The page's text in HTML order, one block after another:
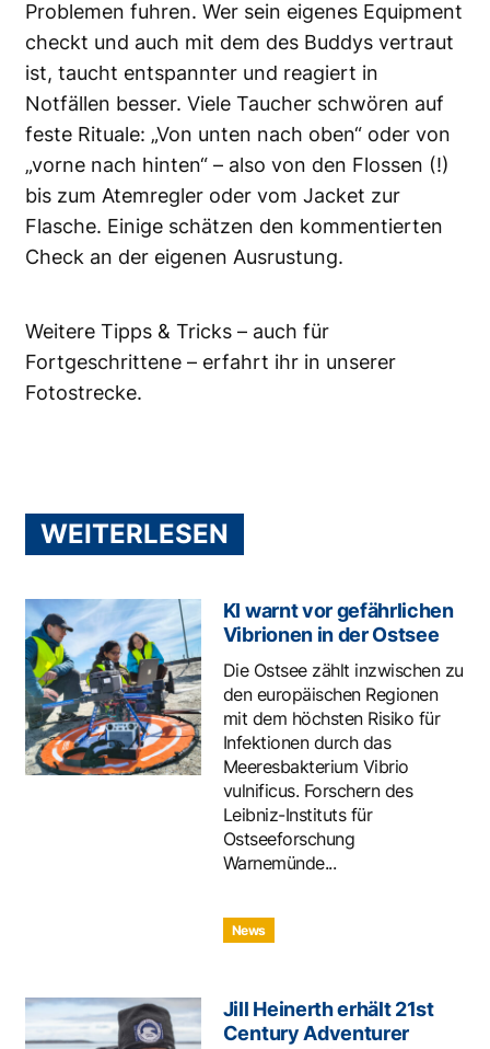
Problemen fuhren. Wer sein eigenes Equipment
checkt und auch mit dem des Buddys vertraut
ist, taucht entspannter und reagiert in
Notfällen besser. Viele Taucher schwören auf
feste Rituale: „Von unten nach oben“ oder von
„vorne nach hinten“ – also von den Flossen (!)
bis zum Atemregler oder vom Jacket zur
Flasche. Einige schätzen den kommentierten
Check an der eigenen Ausrustung.
Weitere Tipps & Tricks – auch für
Fortgeschrittene – erfahrt ihr in unserer
Fotostrecke.
WEITERLESEN
KI warnt vor gefährlichen
Vibrionen in der Ostsee
Die Ostsee zählt inzwischen zu
den europäischen Regionen
mit dem höchsten Risiko für
Infektionen durch das
Meeresbakterium Vibrio
vulnificus. Forschern des
Leibniz-Instituts für
Ostseeforschung
Warnemünde...
News
Jill Heinerth erhält 21st
Century Adventurer